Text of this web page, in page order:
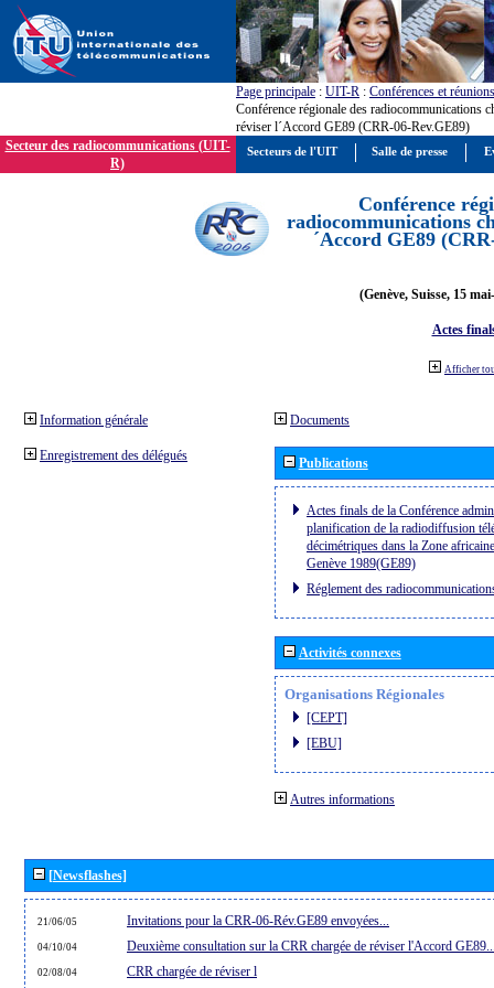
Page principale : UIT-R : Conférences et réunions
Conférence régionale des radiocommunications
réviser l´Accord GE89 (CRR-06-Rev.GE89)
Secteur des radiocommunications (UIT-
R)
Conférence
radiocommunications
´Accord GE89
(Genève, Suisse, 15
Actes
Afficher
Information générale
Enregistrement des délégués
Documents
Publications
Actes finals de la Conférence
planification de la radiodiffusion
décimétriques dans la Zone
Genève 1989(GE89)
Réglement des
Activités connexes
Organisations Régionales
[CEPT]
[EBU]
Autres informations
[Newsflashes]
21/06/05 Invitations pour la CRR-06-Rév.GE89 envoyées...
04/10/04 Deuxième consultation sur la CRR chargée de réviser l'Accord
02/08/04 CRR chargée de réviser l
Secteurs de l'UIT Salle de presse